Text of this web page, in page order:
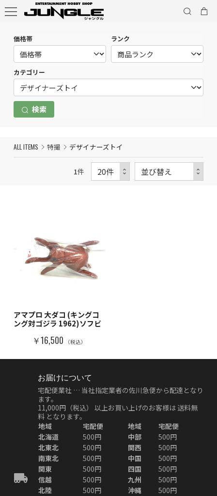
価格帯 ランク
カテゴリー
検索
ALL ITEMS 特撮 デザイナーズトイ
1件
アマプロ 大ダコ (キングコ
ング対ゴジラ 1962)ソフビ
￥16,500 （税込）
お届けについて
宅配便業社 … 当社指定業者の佐川急便から配達となり
ます。
11,000円（税込）
以上お買い上げのお客様は 送料無
料 となります。
地域
宅配便 地域
宅配便
北海道
500円 中部
500円
北東北
500円 関西
500円
南東北
500円 中国
500円
関東
500円 四国
500円
信越
500円 九州
500円
北陸
500円 沖縄
500円